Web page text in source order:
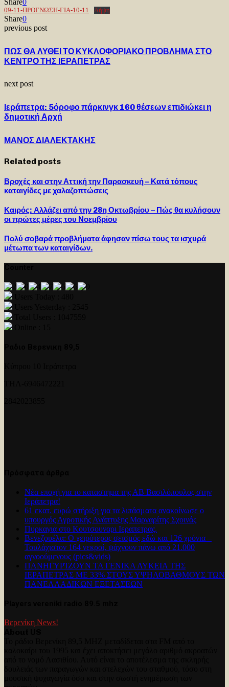
09-11-ΠΡΟΓΝΩΣΗ-ΓΙΑ-10-11 Λήψη
Share0
previous post
ΠΩΣ ΘΑ ΛΥΘΕΙ ΤΟ ΚΥΚΛΟΦΟΡΙΑΚΟ ΠΡΟΒΛΗΜΑ ΣΤΟ
ΚΕΝΤΡΟ ΤΗΣ ΙΕΡΑΠΕΤΡΑΣ
next post
Ιεράπετρα: 5όροφο πάρκινγκ 160 θέσεων επιδιώκει η
δημοτική Αρχή
ΜΑΝΟΣ ΔΙΑΛΕΚΤΑΚΗΣ
Related posts
Βροχές και στην Αττική την Παρασκευή – Κατά τόπους
καταιγίδες με χαλαζοπτώσεις
Καιρός: Αλλάζει από την 28η Οκτωβρίου – Πώς θα κυλήσουν
οι πρώτες μέρες του Νοεμβρίου
Πολύ σοβαρά προβλήματα άφησαν πίσω τους τα ισχυρά
μέτωπα των καταιγίδων.
Νέα εποχή για το καταστημα της ΑΒ Βασιλόπουλος στην
Ιεράπετρα!
61 εκατ. ευρώ στήριξη για τα λιπάσματα ανακοίνωσε ο
υπουργός Αγροτικής Ανάπτυξης Μαργαρίτης Σχοινάς
Πυρκαγια στο Κουτσουναρι Ιεραπετρας.
Βενεζουέλα: Ο χειρότερος σεισμός εδώ και 126 χρόνια –
Τουλάχιστον 164 νεκροί, ψάχνουν πάνω από 21.000
αγνοούμενους (pics&vids)
ΠΑΝΗΓΥΡΊΖΟΥΝ ΤΑ ΓΕΝΙΚΑ ΛΥΚΕΙΑ ΤΗΣ
ΙΕΡΑΠΕΤΡΑΣ ΜΕ 33% ΣΤΟΥΣ ΥΨΗΛΟΒΑΘΜΟΥΣ ΤΩΝ
ΠΑΝΕΛΛΑΔΙΚΩΝ ΕΞΕΤΑΣΕΩΝ
Βερενίκη News!